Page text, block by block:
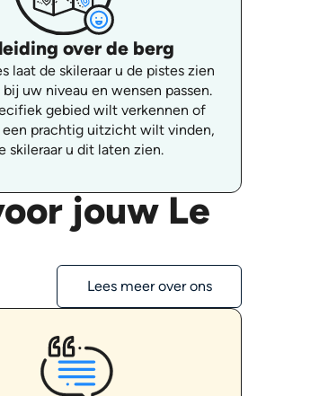
over de berg
laat de skileraar u de pistes zien
uw niveau en wensen passen.
gebied wilt verkennen of
prachtig uitzicht wilt vinden,
skileraar u dit laten zien.
jouw Le
Lees meer over ons